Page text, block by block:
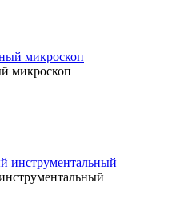
микроскоп